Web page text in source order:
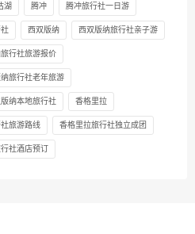
湖 腾冲 腾冲旅行社一日游
西双版纳 西双版纳旅行社亲子游
行社旅游报价
旅行社老年旅游
版纳本地旅行社 香格里拉
旅游路线 香格里拉旅行社独立成团
社酒店预订